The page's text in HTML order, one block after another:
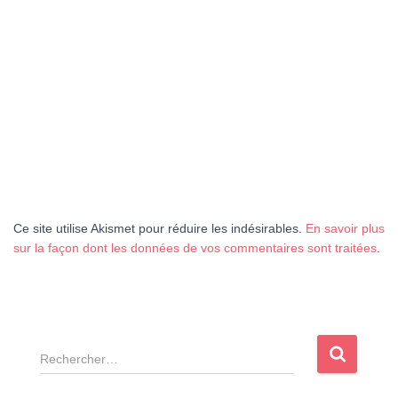
Ce site utilise Akismet pour réduire les indésirables. En savoir plus
sur la façon dont les données de vos commentaires sont traitées
R
e